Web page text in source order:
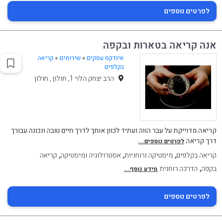
לפרטים נוספים
אנה קריאה בטארות ובקפה
אינדקס עסקים » שירותים» קריאה
בקלפים
הרב יצחק הלוי 1, חולון , חולון
קריאה מדוייקת על עבר הווה ועתיד לכוון אותך לדרך חיים טובה ונכונה עבורך
דרך קריאהלפרטים נוספים...
קריאה בקלפים, מיסטיקה ורוחניות,אסטרולוגיה ומיסטיקה, קריאה
בקפה, הדרכה רוחנית מידע נוסף...
לפרטים נוספים